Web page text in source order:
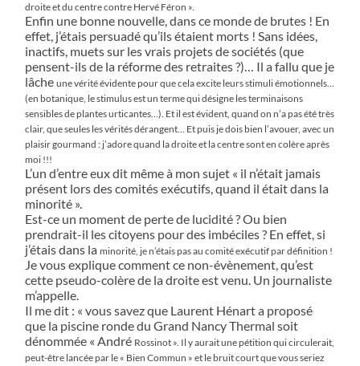
droite et du centre contre Hervé Féron ».
Enfin une bonne nouvelle, dans ce monde de brutes ! En
effet, j’étais persuadé qu’ils étaient morts ! Sans idées,
inactifs, muets sur les vrais projets de sociétés (que
pensent-ils de la réforme des retraites ?)… Il a fallu que je
lâcheune vérité évidente pour que cela excite leurs stimuli émotionnels…
(en botanique, le stimulus est un terme quidésigne les terminaisons
sensibles de plantes urticantes…). Et il est évident, quand on n’a pas été très
clair, que seules les vérités dérangent… Et puis je dois bien l’avouer, avec un
plaisir gourmand : j’adore quand la droite et la centre sonten colère après
moi !!!
L’un d’entre eux dit même à mon sujet « il n’était jamais
présent lors des comités exécutifs, quand il était dans la
minorité ».
Est-ce un moment de perte de lucidité ? Ou bien
prendrait-il les citoyens pour des imbéciles ? En effet, si
j’étais dans laminorité, je n’étais pas au comité exécutif par définition !
Je vous explique comment ce non-évènement, qu’est
cette pseudo-colère de la droite est venu. Un journaliste
m’appelle.
Il me dit : « vous savez que Laurent Hénart a proposé
que la piscine ronde du Grand Nancy Thermal soit
dénommée « André Rossinot ». Il y aurait une pétition qui circulerait,
peut-être lancée par le « Bien Commun » et le bruit court que vous seriez